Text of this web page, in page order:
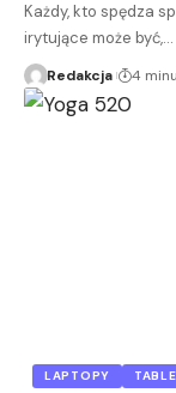
Każdy, kto spędza
irytujące może być,…
Redakcja 4
LAPTOPY